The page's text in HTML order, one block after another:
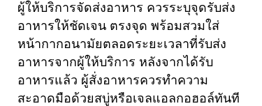
ผู้ให้บริการจัดส่งอาหาร ควรระบุจุดรับส่ง
อาหารให้ชัดเจน ตรงจุด พร้อมสวมใส่
หน้ากากอนามัยตลอดระยะเวลาที่รับส่ง
อาหารจากผู้ให้บริการ หลังจากได้รับ
อาหารแล้ว ผู้สั่งอาหารควรทำความ
สะอาดมือด้วยสบู่หรือเจลแอลกอฮอล์ทันที